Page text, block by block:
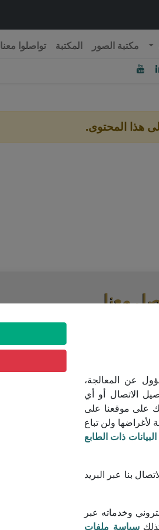
République Algérienne
مكتبة الصور المكتبة تواصلوا معنا
هذا المحتوى.
معنا
و كونوا على اطلاع بآخر أخبار
عن المعالجة،
الاتصال أو أي
على موقعنا على
لأغراضها ولن تباع
ذات الطابع
بنا عبر البريد
وخدماته عبر
سياسة ملفات